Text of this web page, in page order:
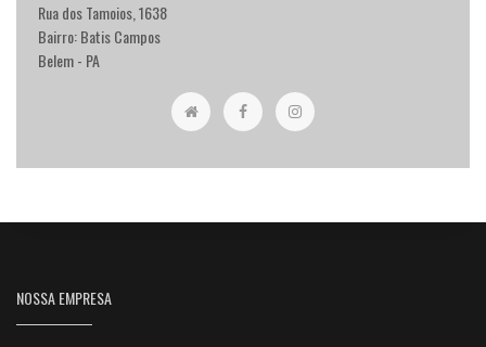
Rua dos Tamoios, 1638
Bairro: Batis Campos
Belem - PA
NOSSA EMPRESA